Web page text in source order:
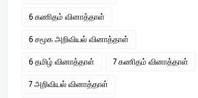
6 கணிதம் வினாத்தாள்
6 சமூக அறிவியல் வினாத்தாள்
6 தமிழ் வினாத்தாள் 7 கணிதம் வினாத்தாள்
7 அறிவியல் வினாத்தாள்